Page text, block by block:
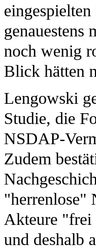
genauestens
noch wenig
Blick hätten
Lengowski
Studie, die
NSDAP-
Zudem
"herrenlose"
Akteure "frei
und deshalb